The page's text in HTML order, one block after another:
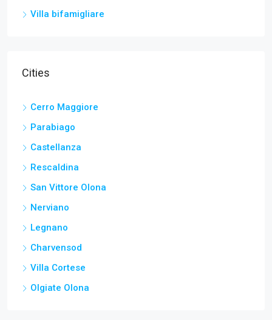
Villa bifamigliare
Cities
Cerro Maggiore
Parabiago
Castellanza
Rescaldina
San Vittore Olona
Nerviano
Legnano
Charvensod
Villa Cortese
Olgiate Olona